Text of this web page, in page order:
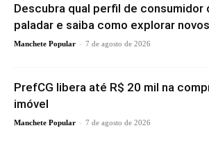
Descubra qual perfil de consumidor
paladar e saiba como explorar
Manchete Popular - 7 de agosto de 2026
PrefCG libera até R$ 20 mil na
imóvel
Manchete Popular - 7 de agosto de 2026